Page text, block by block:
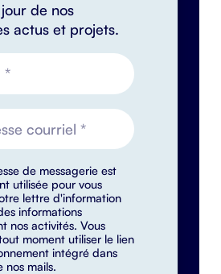
de nos
actus et projets.
de messagerie est
utilisée pour vous
lettre d'information
informations
nos activités. Vous
moment utiliser le lien
intégré dans
nos mails.